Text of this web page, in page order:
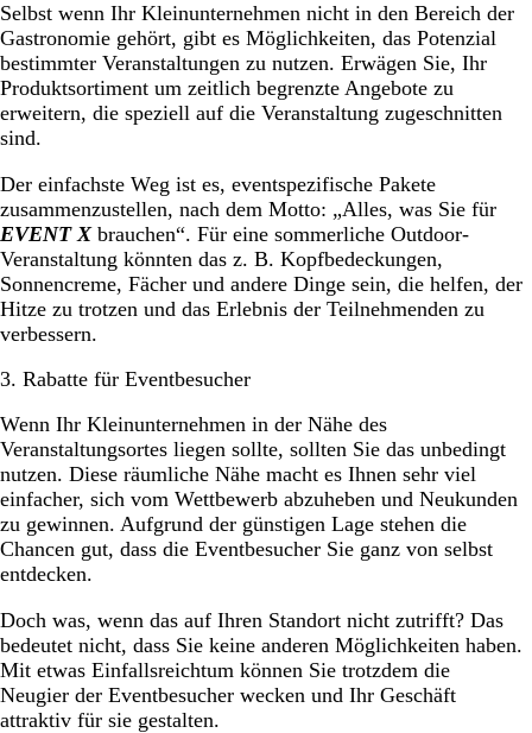
Selbst wenn Ihr Kleinunternehmen nicht in den Bereich der
Gastronomie gehört, gibt es Möglichkeiten, das Potenzial
bestimmter Veranstaltungen zu nutzen. Erwägen Sie, Ihr
Produktsortiment um zeitlich begrenzte Angebote zu
erweitern, die speziell auf die Veranstaltung zugeschnitten
sind.
Der einfachste Weg ist es, eventspezifische Pakete
zusammenzustellen, nach dem Motto: „Alles, was Sie für
EVENT Xbrauchen“. Für eine sommerliche Outdoor-
Veranstaltung könnten das z. B. Kopfbedeckungen,
Sonnencreme, Fächer und andere Dinge sein, die helfen, der
Hitze zu trotzen und das Erlebnis der Teilnehmenden zu
verbessern.
3. Rabatte für Eventbesucher
Wenn Ihr Kleinunternehmen in der Nähe des
Veranstaltungsortes liegen sollte, sollten Sie das unbedingt
nutzen. Diese räumliche Nähe macht es Ihnen sehr viel
einfacher, sich vom Wettbewerb abzuheben und Neukunden
zu gewinnen. Aufgrund der günstigen Lage stehen die
Chancen gut, dass die Eventbesucher Sie ganz von selbst
entdecken.
Doch was, wenn das auf Ihren Standort nicht zutrifft? Das
bedeutet nicht, dass Sie keine anderen Möglichkeiten haben.
Mit etwas Einfallsreichtum können Sie trotzdem die
Neugier der Eventbesucher wecken und Ihr Geschäft
attraktiv für sie gestalten.